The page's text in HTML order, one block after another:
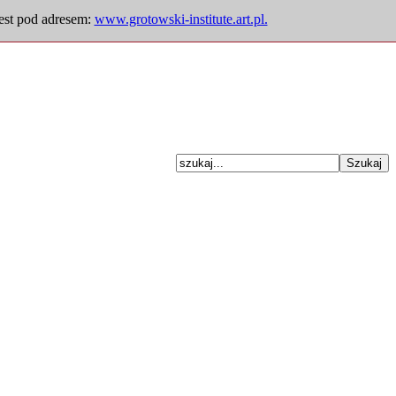
pod adresem: www.grotowski-institute.art.pl.